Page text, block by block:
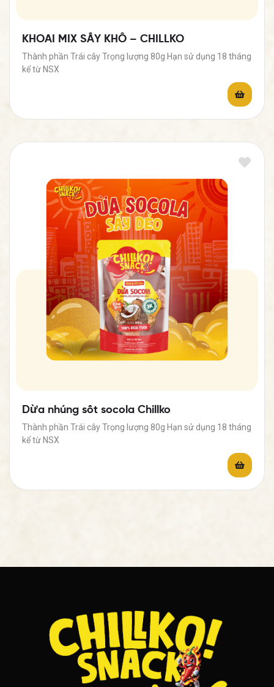
KHOAI MIX SẤY KHÔ – CHILLKO
Thành phần Trái cây Trọng lượng 80g Hạn sử dụng 18 tháng
kể từ NSX
Dừa nhúng sốt socola Chillko
Thành phần Trái cây Trọng lượng 80g Hạn sử dụng 18 tháng
kể từ NSX